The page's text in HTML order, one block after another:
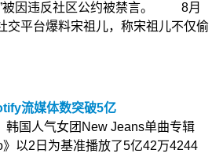
因违反社区公约被禁言。 8月
交平台爆料宋祖儿，称宋祖儿不仅偷
流媒体数突破5亿
国人气女团New Jeans单曲专辑
》以2日为基准播放了5亿42万4244